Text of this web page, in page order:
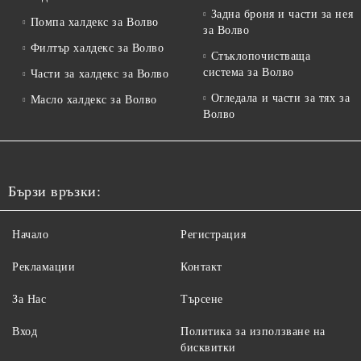
Помпа халдекс за Волво
Филтър халдекс за Волво
Части за халдекс за Волво
Масло халдекс за Волво
Задна броня и части за нея
за Волво
Стъклопочистваща
система за Волво
Огледала и части за тях за
Волво
Бързи връзки:
Начало
Рекламации
За Нас
Вход
Регистрация
Контакт
Търсене
Политика за използване на
бисквитки